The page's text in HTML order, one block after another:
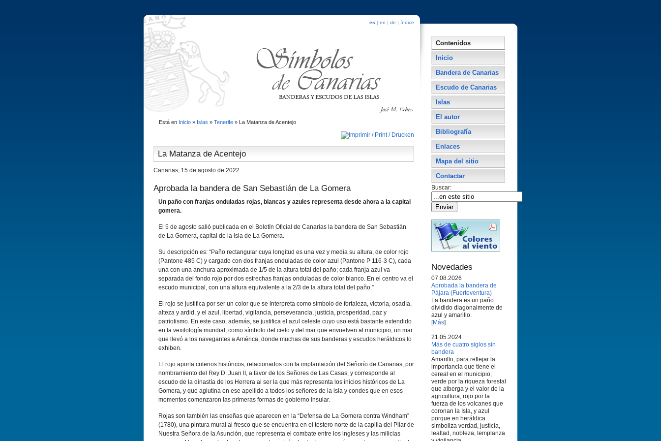
es | en | de | índice
Está en Inicio» Islas » Tenerife» La Matanza de Acentejo
La Matanza de Acentejo
Canarias, 15 de agosto de 2022
Aprobada la bandera de San Sebastián de La Gomera
Un paño con franjas onduladas rojas, blancas y azules representa desde ahora a la capital
gomera.
El 5 de agosto salió publicada en el Boletín Oficial de Canarias la bandera de San Sebastián
de La Gomera, capital de la isla de La Gomera.
Su descripción es: “Paño rectangular cuya longitud es una vez y media su altura, de color rojo
(Pantone 485 C) y cargado con dos franjas onduladas de color azul (Pantone P 116-3 C), cada
una con una anchura aproximada de 1/5 de la altura total del paño; cada franja azul va
separada del fondo rojo por dos estrechas franjas onduladas de color blanco. En el centro va el
escudo municipal, con una altura equivalente a la 2/3 de la altura total del paño.”
El rojo se justifica por ser un color que se interpreta como símbolo de fortaleza, victoria, osadía,
alteza y ardid, y el azul, libertad, vigilancia, perseverancia, justicia, prosperidad, paz y
patriotismo. En este caso, además, se justifica el azul celeste cuyo uso está bastante extendido
en la vexilología mundial, como símbolo del cielo y del mar que envuelven al municipio, un mar
que llevó a los navegantes a América, donde muchas de sus banderas y escudos heráldicos lo
exhiben.
El rojo aporta criterios históricos, relacionados con la implantación del Señorío de Canarias, por
nombramiento del Rey D. Juan II, a favor de los Señores de Las Casas, y corresponde al
escudo de la dinastía de los Herrera al ser la que más representa los inicios históricos de La
Gomera, y que aglutina en ese apellido a todos los señores de la isla y condes que en esos
momentos comenzaron las primeras formas de gobierno insular.
Rojas son también las enseñas que aparecen en la “Defensa de La Gomera contra Windham”
(1780), una pintura mural al fresco que se encuentra en el testero norte de la capilla del Pilar de
Nuestra Señora de la Asunción, que representa el combate entre los ingleses y las milicias
Contenidos
Inicio
Bandera de Canarias
Escudo de Canarias
Islas
El autor
Bibliografí­a
Enlaces
Mapa del sitio
Contactar
Buscar:
Novedades
07.08.2026
Aprobada la bandera de
Pájara (Fuerteventura)
La bandera es un paño
dividido diagonalmente de
azul y amarillo.
[Más]
21.05.2024
Más de cuatro siglos sin
bandera
Amarillo, para reflejar la
importancia que tiene el
cereal en el municipio;
verde por la riqueza forestal
que alberga y el valor de la
agricultura; rojo por la
fuerza de los volcanes que
coronan la Isla, y azul
porque en heráldica
simboliza verdad, justicia,
lealtad, nobleza, templanza